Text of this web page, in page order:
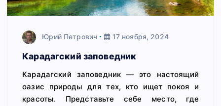
Юрий Петрович 17 ноября, 2024
Карадагский заповедник
Карадагский заповедник — это настоящий
оазис природы для тех, кто ищет покоя и
красоты. Представьте себе место, где